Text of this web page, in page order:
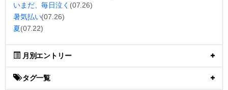
いまだ、毎日泣く (07.26)
暑気払い(07.26)
夏(07.22)
月別エントリー
タグ一覧